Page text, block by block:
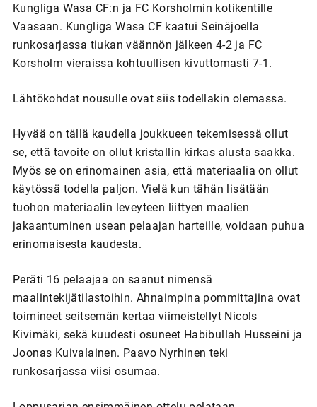
Kungliga Wasa CF:n ja FC Korsholmin kotikentille
Vaasaan. Kungliga Wasa CF kaatui Seinäjoella
runkosarjassa tiukan väännön jälkeen 4-2 ja FC
Korsholm vieraissa kohtuullisen kivuttomasti 7-1.
Lähtökohdat nousulle ovat siis todellakin olemassa.
Hyvää on tällä kaudella joukkueen tekemisessä ollut
se, että tavoite on ollut kristallin kirkas alusta saakka.
Myös se on erinomainen asia, että materiaalia on ollut
käytössä todella paljon. Vielä kun tähän lisätään
tuohon materiaalin leveyteen liittyen maalien
jakaantuminen usean pelaajan harteille, voidaan puhua
erinomaisesta kaudesta.
Peräti 16 pelaajaa on saanut nimensä
maalintekijätilastoihin. Ahnaimpina pommittajina ovat
toimineet seitsemän kertaa viimeistellyt Nicols
Kivimäki, sekä kuudesti osuneet Habibullah Husseini ja
Joonas Kuivalainen. Paavo Nyrhinen teki
runkosarjassa viisi osumaa.